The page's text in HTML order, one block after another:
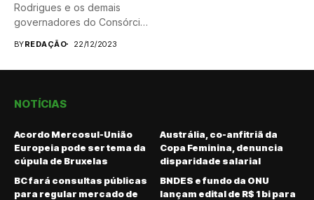
Rodrigues e os demais
governadores do Consórcio
BYREDAÇÃO 22/12/2023
NOTÍCIAS
Acordo Mercosul-União
Europeia pode ser tema da
cúpula de Bruxelas
Austrália, co-anfitriã da
Copa Feminina, denuncia
disparidade salarial
BC fará consultas públicas
para regular mercado de
BNDES e fundo da ONU
lançam edital de R$ 1 bi para